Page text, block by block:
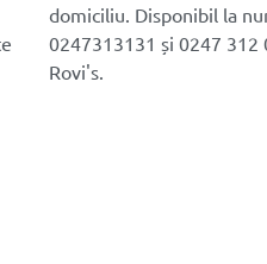
domiciliu. Disponibil la
0247313131 și 0247 312
Rovi's.